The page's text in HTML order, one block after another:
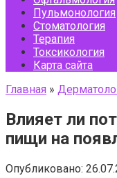
Пульмонология
Стоматология
Терапия
Токсикология
Карта сайта
Главная »
Влияет ли
пищи на
Опубликовано: